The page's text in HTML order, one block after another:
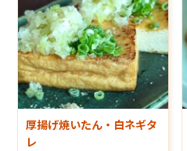
厚揚げ焼いたん・白ネギタ
レ